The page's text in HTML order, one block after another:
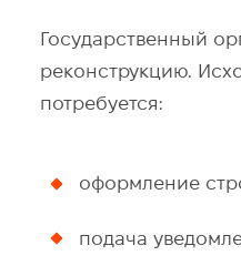
Государственный
реконструкцию.
потребуется:
оформление
подача